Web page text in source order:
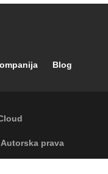
Blog
Autorska prava